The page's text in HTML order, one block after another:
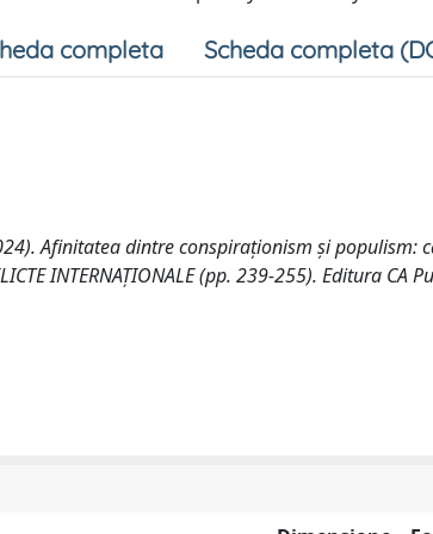
completa Scheda completa
Afinitatea dintre conspiraționism și
INTERNAȚIONALE (pp. 239-255). Editura CA